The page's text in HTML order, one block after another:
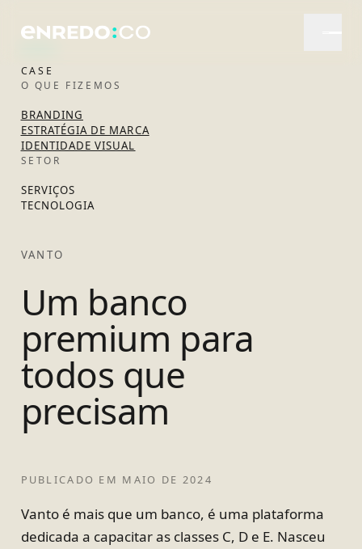
CASE
O QUE FIZEMOS
BRANDING
ESTRATÉGIA DE MARCA
IDENTIDADE VISUAL
SETOR
SERVIÇOS
TECNOLOGIA
VANTO
Um banco
premium para
todos que
precisam
PUBLICADO EM MAIO DE 2024
Vanto é mais que um banco, é uma plataforma
dedicada a capacitar as classes C, D e E. Nasceu